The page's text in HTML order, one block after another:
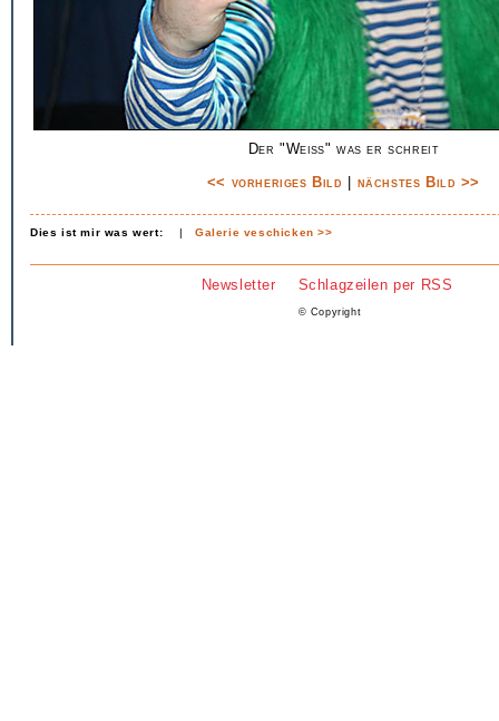
Der "Weiß" was er schreit
<< vorheriges Bild
nächstes Bild >>
Dies ist mir was wert: |Galerie veschicken >>
Newsletter Schlagzeilen per RSS
© Copyright